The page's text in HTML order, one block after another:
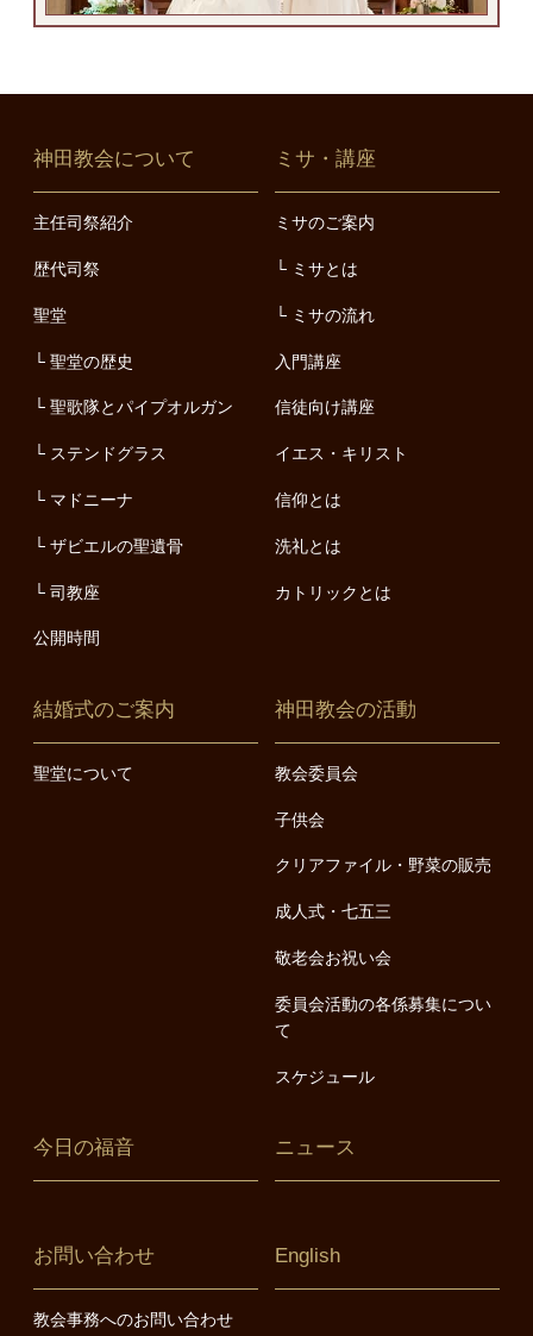
神田教会について
主任司祭紹介
歴代司祭
聖堂
聖堂の歴史
聖歌隊とパイプオルガン
ステンドグラス
マドニーナ
ザビエルの聖遺骨
司教座
公開時間
ミサ・講座
ミサのご案内
ミサとは
ミサの流れ
入門講座
信徒向け講座
イエス・キリスト
信仰とは
洗礼とは
カトリックとは
結婚式のご案内
聖堂について
神田教会の活動
教会委員会
子供会
クリアファイル・野菜の販売
成人式・七五三
敬老会お祝い会
委員会活動の各係募集につい
て
スケジュール
今日の福音 ニュース
お問い合わせ
教会事務へのお問い合わせ
English